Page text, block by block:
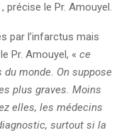
, précise le Pr. Amouyel.
par l’infarctus mais
Pr. Amouyel, « ce
monde. On suppose
plus graves. Moins
elles, les médecins
surtout si la